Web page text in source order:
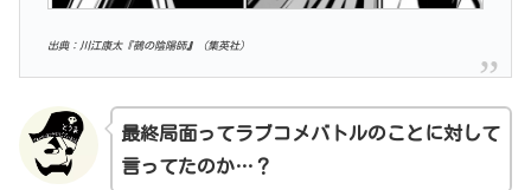
出典：川江康太『鵺の陰陽師』 （集英社）
最終局面ってラブコメバトルのことに対して
言ってたのか…？